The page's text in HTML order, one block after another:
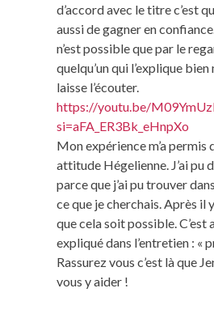
d’accord avec le titre c’est
aussi de gagner en
n’est possible que par le
quelqu’un qui l’explique
laisse l’écouter.
https://youtu.be/
si=aFA_ER3Bk_eHnpXo
Mon expérience m’a permis
attitude Hégelienne. J’ai pu
parce que j’ai pu trouver
ce que je cherchais. Après il
que cela soit possible. C’est
expliqué dans l’entretien : «
Rassurez vous c’est là que
vous y aider !